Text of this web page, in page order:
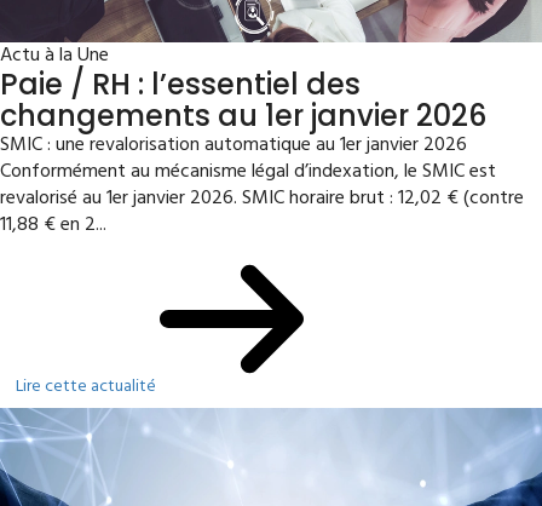
Actu à la Une
Paie / RH : l’essentiel des
changements au 1er janvier 2026
SMIC : une revalorisation automatique au 1er janvier 2026
Conformément au mécanisme légal d’indexation, le SMIC est
revalorisé au 1er janvier 2026. SMIC horaire brut : 12,02 € (contre
11,88 € en 2...
Lire cette actualité